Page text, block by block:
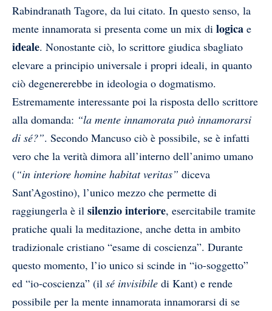
Rabindranath Tagore, da lui citato. In questo senso, la
mente innamorata si presenta come un mix di logica e
ideale. Nonostante ciò, lo scrittore giudica sbagliato
elevare a principio universale i propri ideali, in quanto
ciò degenererebbe in ideologia o dogmatismo.
Estremamente interessante poi la risposta dello scrittore
alla domanda: “la mente innamorata può innamorarsi
di sé?”. Secondo Mancuso ciò è possibile, se è infatti
vero che la verità dimora all’interno dell’animo umano
(“in interiore homine habitat veritas” diceva
Sant’Agostino), l’unico mezzo che permette di
raggiungerla è il silenzio interiore, esercitabile tramite
pratiche quali la meditazione, anche detta in ambito
tradizionale cristiano “esame di coscienza”. Durante
questo momento, l’io unico si scinde in “io-soggetto”
ed “io-coscienza” (il sé invisibile di Kant) e rende
possibile per la mente innamorata innamorarsi di se